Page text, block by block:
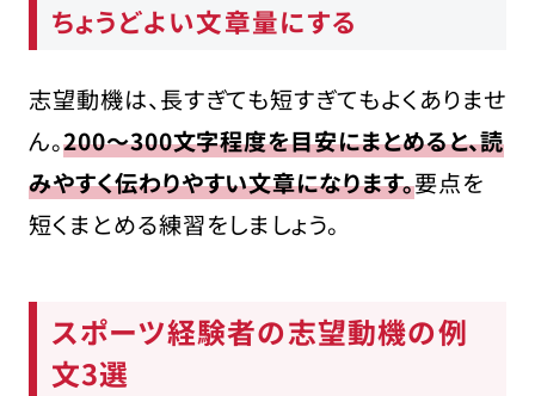
ちょうどよい文章量にする
志望動機は、長すぎても短すぎてもよくありませ
ん。200〜300文字程度を目安にまとめると、読
みやすく伝わりやすい文章になります。要点を
短くまとめる練習をしましょう。
スポーツ経験者の志望動機の例
文3選